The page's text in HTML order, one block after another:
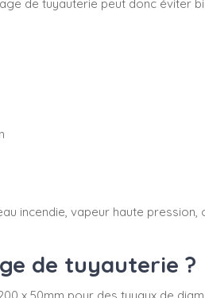
de tuyauterie peut donc éviter
incendie, vapeur haute
de tuyauterie ?